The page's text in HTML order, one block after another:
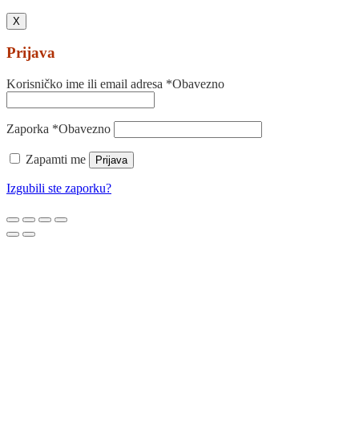
X
Prijava
Korisničko ime ili email adresa *Obavezno
Zaporka *Obavezno
Zapamti me Prijava
Izgubili ste zaporku?